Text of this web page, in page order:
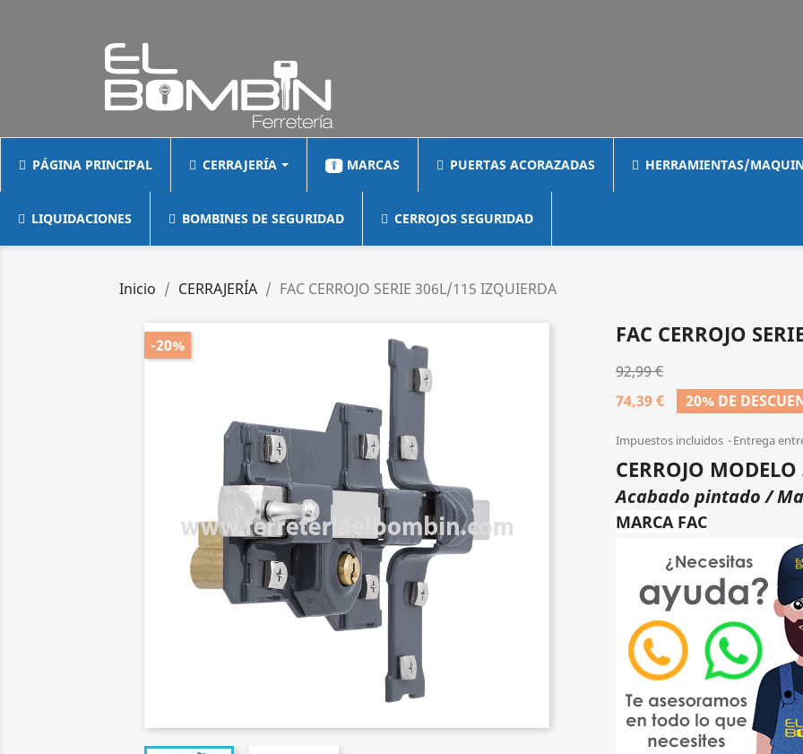
PÁGINA PRINCIPAL CERRAJERÍA MARCAS PUERTAS ACORAZADAS HERRAMIENTAS/
LIQUIDACIONES BOMBINES DE SEGURIDAD CERROJOS SEGURIDAD
Inicio CERRAJERÍA FAC CERROJO SERIE 306L/115 IZQUIERDA
-20% FAC CERROJO
92,99 €
74,39 €
20% DE
Impuestos incluidos Entrega
CERROJO
Acabado pintado /
MARCA FAC